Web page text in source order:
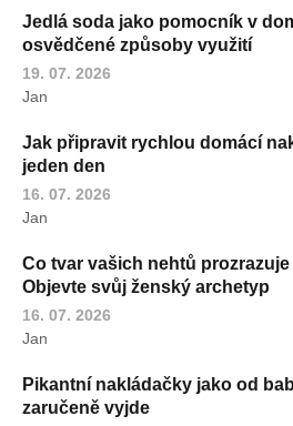
Jedlá soda jako pomocník v
osvědčené způsoby využití
19. 07. 2026
Jan
Jak připravit rychlou domácí
jeden den
16. 07. 2026
Jan
Co tvar vašich nehtů
Objevte svůj ženský archetyp
16. 07. 2026
Jan
Pikantní nakládačky jako od
zaručeně vyjde